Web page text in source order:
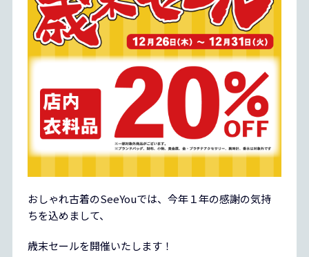
おしゃれ古着のSeeYouでは、今年１年の感謝の気持
ちを込めまして、
歳末セールを開催いたします！